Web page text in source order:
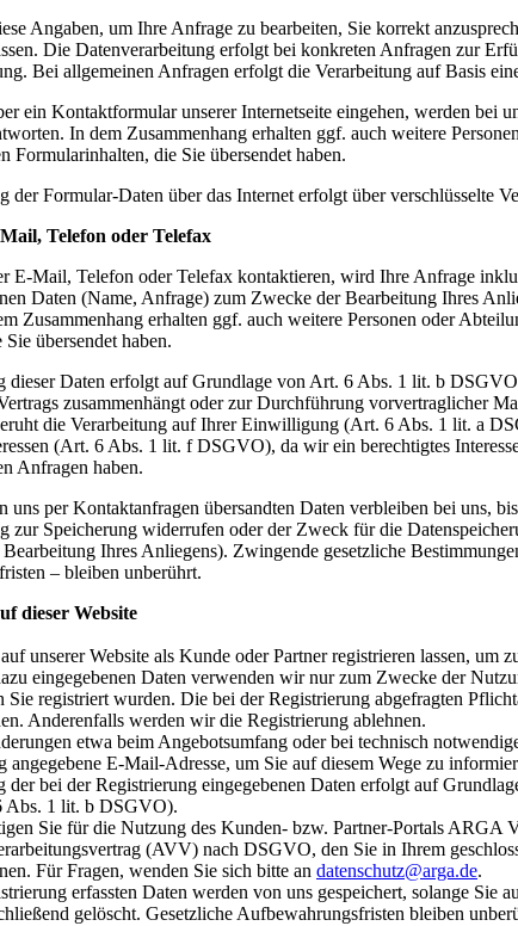
Angaben, um Ihre Anfrage zu bearbeiten, Sie korrekt
Die Datenverarbeitung erfolgt bei konkreten Anfragen zur
Bei allgemeinen Anfragen erfolgt die Verarbeitung auf Basis
ein Kontaktformular unserer Internetseite eingehen, werden bei
In dem Zusammenhang erhalten ggf. auch weitere
Formularinhalten, die Sie übersendet haben.
der Formular-Daten über das Internet erfolgt über verschlüsselte
Telefon oder Telefax
E-Mail, Telefon oder Telefax kontaktieren, wird Ihre Anfrage
Daten (Name, Anfrage) zum Zwecke der Bearbeitung Ihres
Zusammenhang erhalten ggf. auch weitere Personen oder
übersendet haben.
dieser Daten erfolgt auf Grundlage von Art. 6 Abs. 1 lit. b
zusammenhängt oder zur Durchführung vorvertraglicher
die Verarbeitung auf Ihrer Einwilligung (Art. 6 Abs. 1 lit. a
(Art. 6 Abs. 1 lit. f DSGVO), da wir ein berechtigtes
Anfragen haben.
uns per Kontaktanfragen übersandten Daten verbleiben bei uns,
zur Speicherung widerrufen oder der Zweck für die
Bearbeitung Ihres Anliegens). Zwingende gesetzliche
– bleiben unberührt.
dieser Website
unserer Website als Kunde oder Partner registrieren lassen, um
eingegebenen Daten verwenden wir nur zum Zwecke der
Sie registriert wurden. Die bei der Registrierung abgefragten
Anderenfalls werden wir die Registrierung ablehnen.
etwa beim Angebotsumfang oder bei technisch
angegebene E-Mail-Adresse, um Sie auf diesem Wege zu
der bei der Registrierung eingegebenen Daten erfolgt auf
Abs. 1 lit. b DSGVO).
Sie für die Nutzung des Kunden- bzw. Partner-Portals ARGA
(AVV) nach DSGVO, den Sie in Ihrem
Für Fragen, wenden Sie sich bitte an datenschutz@arga.de.
erfassten Daten werden von uns gespeichert, solange Sie
gelöscht. Gesetzliche Aufbewahrungsfristen bleiben